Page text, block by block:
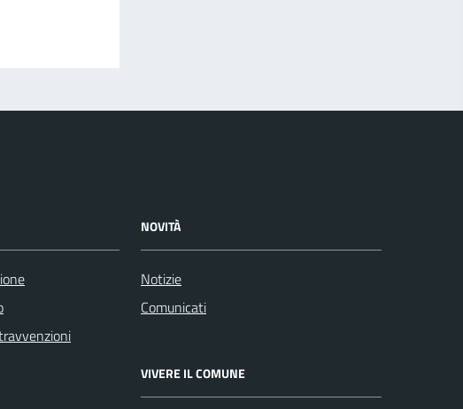
NOVITÀ
Notizie
Comunicati
VIVERE IL COMUNE